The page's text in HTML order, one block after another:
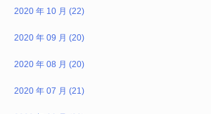
2020 年 10 月 (22)
2020 年 09 月 (20)
2020 年 08 月 (20)
2020 年 07 月 (21)